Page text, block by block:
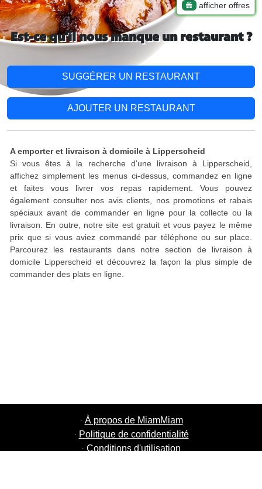
afficher offres
Est-ce qu'il nous manque un restaurant ?
SUGGÉRER UN RESTAURANT
AJOUTER UN RESTAURANT
A emporter et livraison à domicile à Lipperscheid
Si vous êtes à la recherche d'une livraison à Lipperscheid,
affichez simplement les menus ci-dessus, commandez en ligne
et faites vous livrer vos repas rapidement. Vous pouvez
également consulter nos avis clients, nos promotions et rabais
spéciaux avant de commander en ligne pour la collecte ou la
livraison. En outre, notre site est gratuit et vous payez le même
prix que si vous aviez commandé par téléphone ou sur place.
Parcourez les restaurants dans notre section de livraison à
domicile Lipperscheid et découvrez la façon la plus simple de
commander des plats en ligne.
· À propos de MiamMiam
· Politique de confidentialité
· Conditions d'utilisation